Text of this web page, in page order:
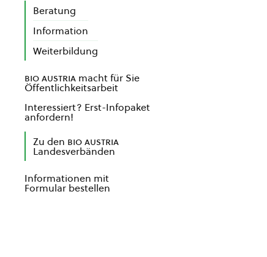
Beratung
Information
Weiterbildung
bio austria macht für Sie
Öffentlichkeitsarbeit
Interessiert? Erst-Infopaket
anfordern!
Zu den bio austria
Landesverbänden
Informationen mit
Formular bestellen